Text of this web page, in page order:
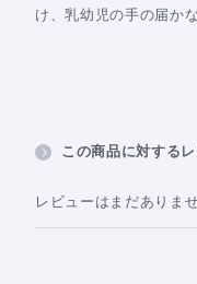
け、乳幼児の手の届か
この商品に対する
レビューはまだありませ